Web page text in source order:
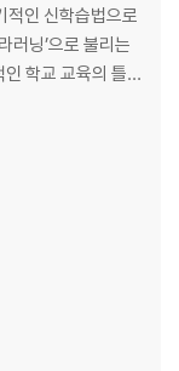
비밀/ 전문가가 항상
기에서 연습하기로
도움이 될까?/ 올
올바른 난이도를 찾
적인 신학습법으로
러닝’으로 불리는
학교 교육의 틀을
관한 연구·조사